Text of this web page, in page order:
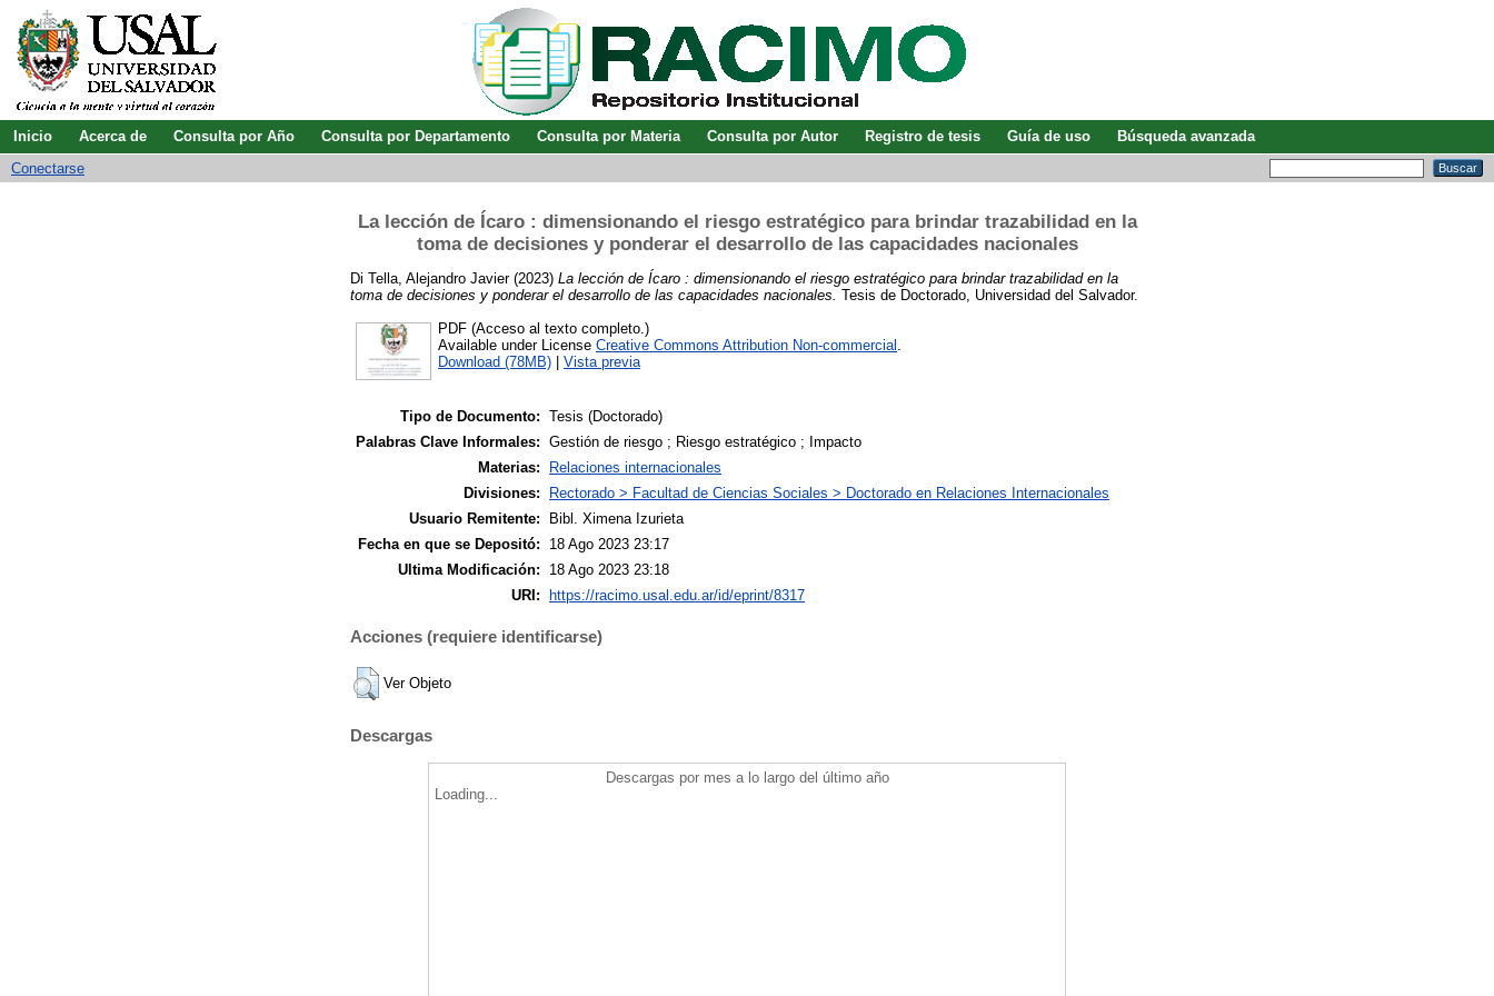
Inicio Acerca de Consulta por Año Consulta por Departamento Consulta por Materia Consulta por Autor Registro de tesis Guía de uso
Búsqueda avanzada
Conectarse
La lección de Ícaro : dimensionando el riesgo estratégico para brindar trazabilidad en la
toma de decisiones y ponderar el desarrollo de las capacidades nacionales
Di Tella, Alejandro Javier(2023) La lección de Ícaro : dimensionando el riesgo estratégico para brindar trazabilidad en la
toma de decisiones y ponderar el desarrollo de las capacidades nacionales. Tesis de Doctorado, Universidad del Salvador.
PDF (Acceso al texto completo.)
Available under License Creative Commons Attribution Non-commercial .
Download (78MB)
Vista previa
Tipo de Documento: Tesis (Doctorado)
Palabras Clave Informales: Gestión de riesgo ; Riesgo estratégico ; Impacto
Materias:
Relaciones internacionales
Divisiones:
Rectorado > Facultad de Ciencias Sociales > Doctorado en Relaciones Internacionales
Usuario Remitente:
Bibl. Ximena Izurieta
Fecha en que se Depositó:
18 Ago 2023 23:17
Ultima Modificación:
18 Ago 2023 23:18
URI:
https://racimo.usal.edu.ar/id/eprint/8317
Acciones (requiere identificarse)
Ver Objeto
Descargas
Descargas por mes a lo largo del último año
Loading...